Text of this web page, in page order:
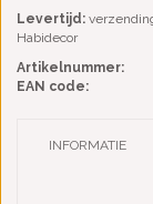
Levertijd:
Habidecor
Artikelnummer:
EAN code:
INFORMATIE